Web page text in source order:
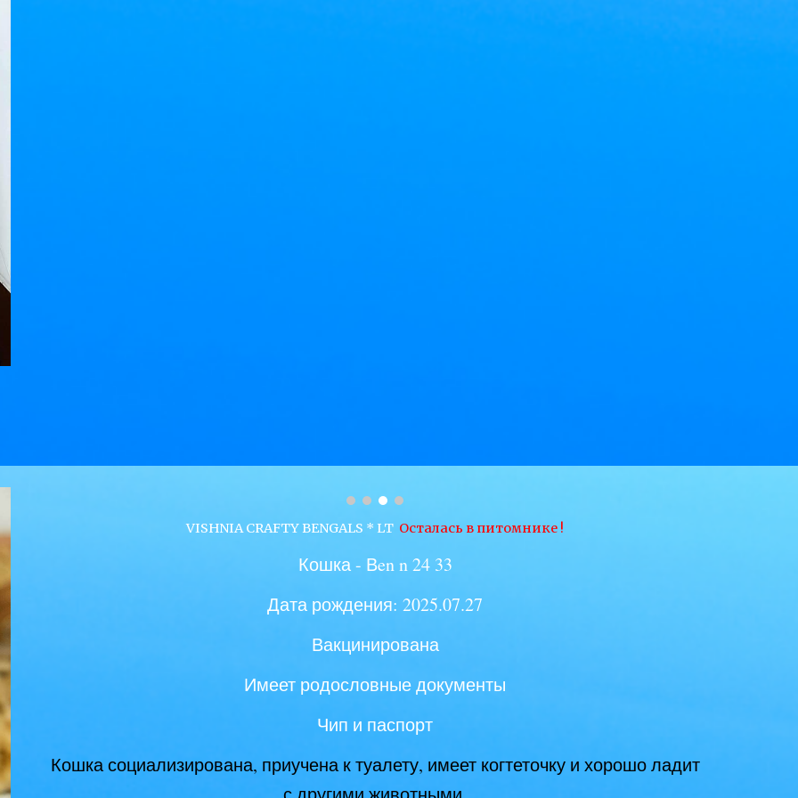
VISHNIA CRAFTY BENGALS * LT Осталась в питомнике !
Кошка - Вen n 24 33
Дата рождения: 2025.07.27
Вакцинирована
Имеет родословные документы
Чип и паспорт
Кошка социализирована, приучена к туалету, имеет когтеточку и хорошо ладит